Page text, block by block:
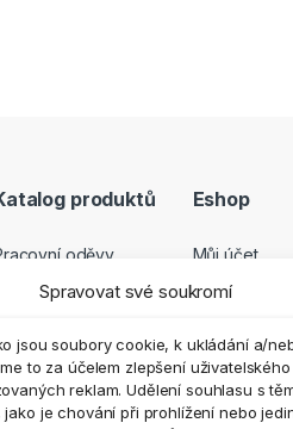
Spravovat své soukromí
jsou soubory cookie, k ukládání a/
to za účelem zlepšení
reklam. Udělení souhlasu s
je chování při prohlížení nebo
produktů
oděvy
Pracovní obuv
a volný čas
Eshop
Můj účet
Pokladna
GDPR
Obchodní
Vrácení